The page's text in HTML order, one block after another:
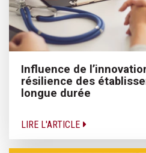
Influence de
résilience des
longue durée
LIRE L'ARTICLE